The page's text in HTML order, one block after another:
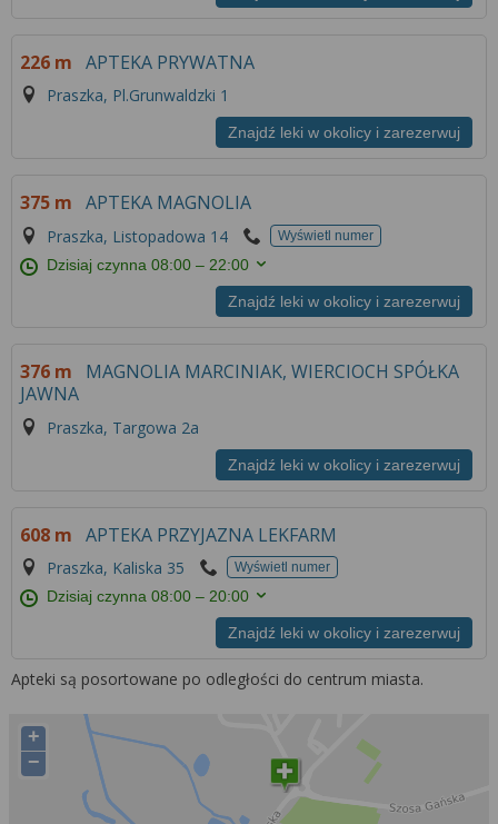
226 m APTEKA PRYWATNA
Praszka, Pl.Grunwaldzki 1
Znajdź leki w okolicy i zarezerwuj
375 m APTEKA MAGNOLIA
Praszka, Listopadowa 14 Wyświetl numer
Dzisiaj czynna08:00 – 22:00
Znajdź leki w okolicy i zarezerwuj
376 m
MAGNOLIA MARCINIAK, WIERCIOCH SPÓŁKA
JAWNA
Praszka, Targowa 2a
Znajdź leki w okolicy i zarezerwuj
608 m APTEKA PRZYJAZNA LEKFARM
Praszka, Kaliska 35 Wyświetl numer
Dzisiaj czynna08:00 – 20:00
Znajdź leki w okolicy i zarezerwuj
Apteki są posortowane po odległości do centrum miasta.
+
−